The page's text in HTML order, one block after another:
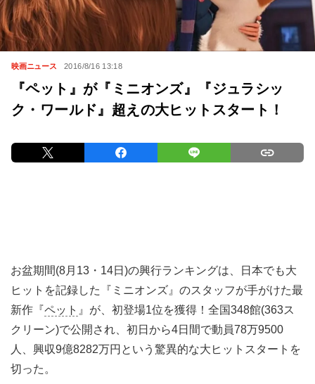
映画ニュース 2016/8/16 13:18
『ペット』が『ミニオンズ』『ジュラシッ
ク・ワールド』超えの大ヒットスタート！
お盆期間(8月13・14日)の興行ランキングは、日本でも大
ヒットを記録した『ミニオンズ』のスタッフが手がけた最
新作『ペット 』が、初登場1位を獲得！全国348館(363ス
クリーン)で公開され、初日から4日間で動員78万9500
人、興収9億8282万円という驚異的な大ヒットスタートを
切った。